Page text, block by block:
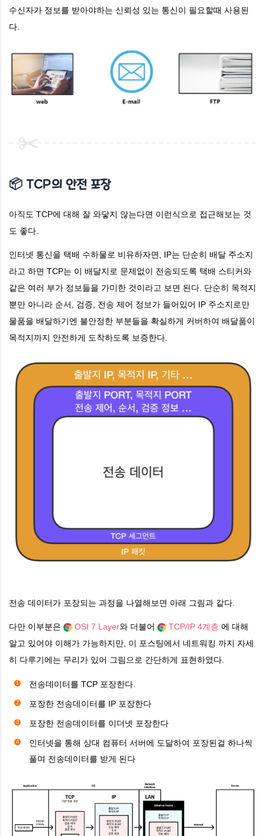
수신자가 정보를 받아야하는 신뢰성 있는 통신이 필요할때 사용된
다.
📦 TCP의 안전 포장
아직도 TCP에 대해 잘 와닿지 않는다면 이런식으로 접근해보는 것
도 좋다.
인터넷 통신을 택배 수하물로 비유하자면, IP는 단순히 배달 주소지
라고 하면 TCP는 이 배달지로 문제없이 전송되도록 택배 스티커와
같은 여러 부가 정보들을 가미한 것이라고 보면 된다. 단순히 목적지
뿐만 아니라 순서, 검증, 전송 제어 정보가 들어있어 IP 주소지로만
물품을 배달하기엔 불안정한 부분들을 확실하게 커버하여 배달품이
목적지까지 안전하게 도착하도록 보증한다.
전송 데이터가 포장되는 과정을 나열해보면 아래 그림과 같다.
다만 이부분은 OSI 7 Layer와 더불어 TCP/IP 4계층 에 대해
알고 있어야 이해가 가능하지만, 이 포스팅에서 네트워킹 까지 자세
히 다루기에는 무리가 있어 그림으로 간단하게 표현하였다.
전송데이터를 TCP 포장한다.
포장한 전송데이터를 IP 포장한다
포장한 전송데이터를 이더넷 포장한다
인터넷을 통해 상대 컴퓨터 서버에 도달하여 포장된걸 하나씩
풀며 전송데이터를 받게 된다